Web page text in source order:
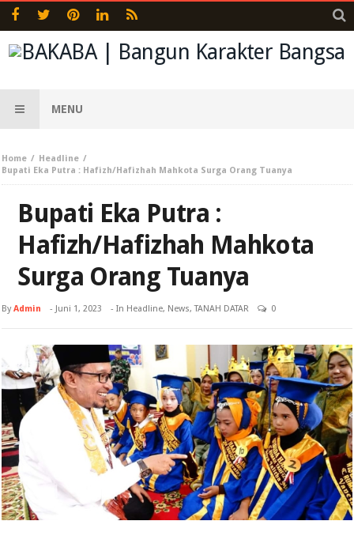
MENU
Home
Headline
Bupati Eka Putra : Hafizh/Hafizhah Mahkota Surga Orang Tuanya
Bupati Eka Putra :
Hafizh/Hafizhah Mahkota
Surga Orang Tuanya
ByAdmin - Juni 1, 2023 - In Headline, News,TANAH DATAR 0